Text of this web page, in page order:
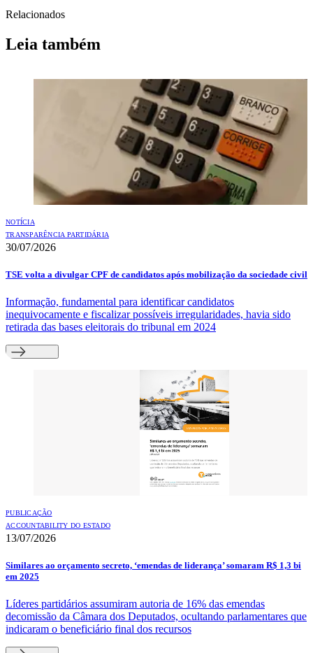
Relacionados
Leia também
NOTÍCIA
TRANSPARÊNCIA PARTIDÁRIA
30/07/2026
TSE volta a divulgar CPF de candidatos após mobilização da sociedade civil
Informação, fundamental para identificar candidatos
inequivocamente e fiscalizar possíveis irregularidades, havia sido
retirada das bases eleitorais do tribunal em 2024
PUBLICAÇÃO
ACCOUNTABILITY DO ESTADO
13/07/2026
Similares ao orçamento secreto, ‘emendas de liderança’ somaram R$ 1,3 bi
em 2025
Líderes partidários assumiram autoria de 16% das emendas
decomissão da Câmara dos Deputados, ocultando parlamentares que
indicaram o beneficiário final dos recursos